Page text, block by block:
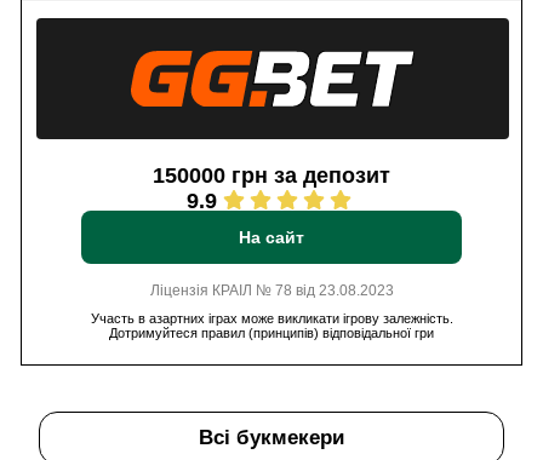
150000 грн за депозит
9.9
На сайт
Ліцензія КРАІЛ № 78 від 23.08.2023
Участь в азартних іграх може викликати ігрову залежність.
Дотримуйтеся правил (принципів) відповідальної гри
Всі букмекери